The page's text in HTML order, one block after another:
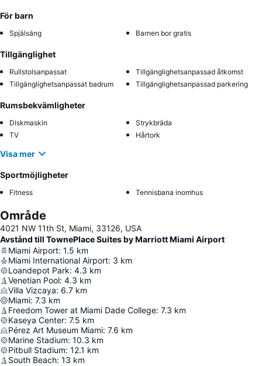
För barn
Spjälsäng Barnen bor gratis
Tillgänglighet
Rullstolsanpassat
Tillgänglighetsanpassad åtkomst
Tillgänglighetsanpassat badrum
Tillgänglighetsanpassad parkering
Rumsbekvämligheter
Diskmaskin
Strykbräda
TV
Hårtork
Visa mer
Sportmöjligheter
Fitness Tennisbana inomhus
Område
4021 NW 11th St, Miami, 33126, USA
Avstånd till TownePlace Suites by Marriott Miami Airport
Miami Airport: 1.5 km
Miami International Airport: 3 km
Loandepot Park: 4.3 km
Venetian Pool: 4.3 km
Villa Vizcaya: 6.7 km
Miami: 7.3 km
Freedom Tower at Miami Dade College: 7.3 km
Kaseya Center: 7.5 km
Pérez Art Museum Miami: 7.6 km
Marine Stadium: 10.3 km
Pitbull Stadium: 12.1 km
South Beach: 13 km